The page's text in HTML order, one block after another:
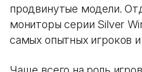
продвинутые модели.
мониторы серии Silver
самых опытных игроков